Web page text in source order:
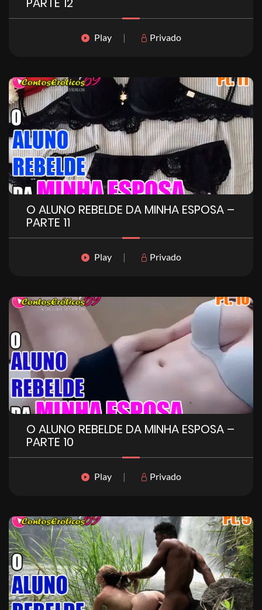
Play| Privado
O ALUNO REBELDE DA MINHA ESPOSA –
PARTE 11
Play| Privado
O ALUNO REBELDE DA MINHA ESPOSA –
PARTE 10
Play| Privado